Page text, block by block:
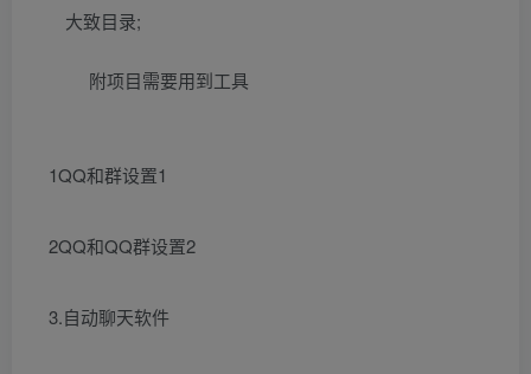
大致目录;
附项目需要用到工具
1QQ和群设置1
2QQ和QQ群设置2
3.自动聊天软件